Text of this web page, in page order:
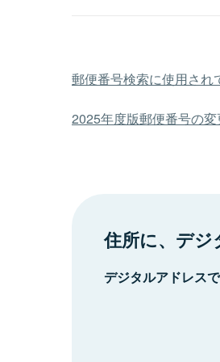
郵便番号検索に使用され
2025年度版郵便番号の変
住所に、デジ
デジタルアドレス